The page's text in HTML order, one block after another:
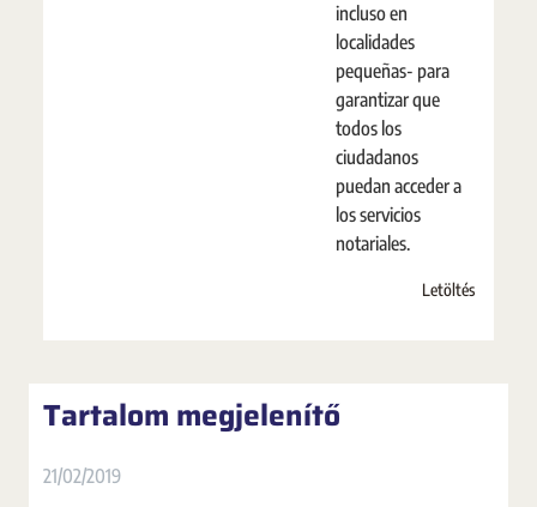
incluso en
localidades
pequeñas- para
garantizar que
todos los
ciudadanos
puedan acceder a
los servicios
notariales.
Letöltés
Tartalom megjelenítő
21/02/2019